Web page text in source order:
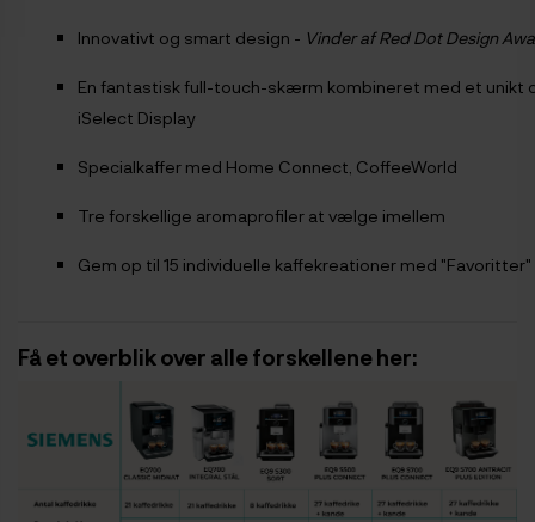
Innovativt og smart design - Vinder af Red Dot Design
En fantastisk full-touch-skærm kombineret med et unikt
iSelect Display
Specialkaffer med Home Connect, CoffeeWorld
Tre forskellige aromaprofiler at vælge imellem
Gem op til 15 individuelle kaffekreationer med "Favoritter"
Få et overblik over alle forskellene her: